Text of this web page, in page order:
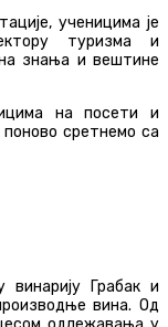
ученицима је
туризма и
знања и вештине
на посети и
сретнемо са
Грабак и
вина. Од